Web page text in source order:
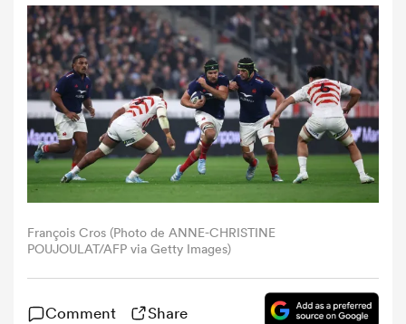
François Cros (Photo de ANNE-CHRISTINE
POUJOULAT/AFP via Getty Images)
Comment Share